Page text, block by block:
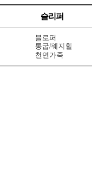
슬리퍼
블로퍼
통굽/웨지힐
천연가죽